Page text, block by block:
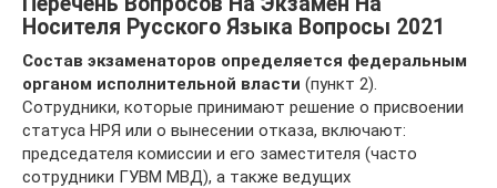
Носителя Русского Языка Вопросы 2021
Состав экзаменаторов определяется федеральным
органом исполнительной власти (пункт 2).
Сотрудники, которые принимают решение о присвоении
статуса НРЯ или о вынесении отказа, включают:
председателя комиссии и его заместителя (часто
сотрудники ГУВМ МВД), а также ведущих